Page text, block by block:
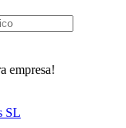
empresa!